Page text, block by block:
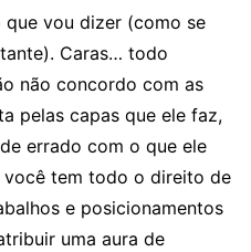
que vou dizer (como se
Caras… todo
não concordo com as
pelas capas que ele faz,
errado com o que ele
você tem todo o direito de
e posicionamentos
uma aura de